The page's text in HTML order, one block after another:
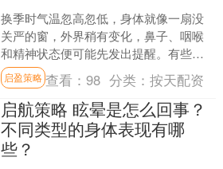
换季时气温忽高忽低，身体就像一扇没
关严的窗，外界稍有变化，鼻子、咽喉
和精神状态便可能先发出提醒。有些人
一出现嗓子疼、鼻塞，就急着“清火”；也
有人只凭鼻涕颜色判断....
启盈策略 查看：98 分类：按天配资
启航策略 眩晕是怎么回事？
不同类型的身体表现有哪
些？